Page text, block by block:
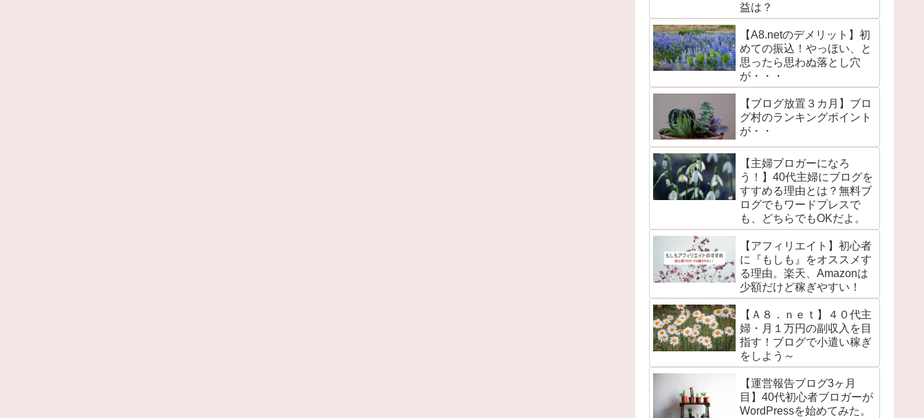
益は？
【A8.netのデメリット】初
めての振込！やっほい、と
思ったら思わぬ落とし穴
が・・・
【ブログ放置３カ月】ブロ
グ村のランキングポイント
が・・
【主婦ブロガーになろ
う！】40代主婦にブログを
すすめる理由とは？無料ブ
ログでもワードプレスで
も、どちらでもOKだよ。
【アフィリエイト】初心者
に『もしも』をオススメす
る理由。楽天、Amazonは
少額だけど稼ぎやすい！
【Ａ８．ｎｅｔ】４０代主
婦・月１万円の副収入を目
指す！ブログで小遣い稼ぎ
をしよう～
【運営報告ブログ3ヶ月
目】40代初心者ブロガーが
WordPressを始めてみた。